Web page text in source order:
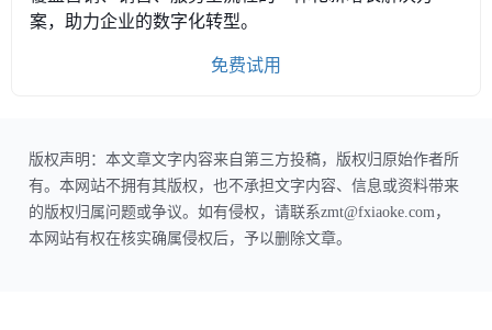
案，助力企业的数字化转型。
免费试用
版权声明：本文章文字内容来自第三方投稿，版权归原始作者所
有。本网站不拥有其版权，也不承担文字内容、信息或资料带来
的版权归属问题或争议。如有侵权，请联系zmt@fxiaoke.com，
本网站有权在核实确属侵权后，予以删除文章。